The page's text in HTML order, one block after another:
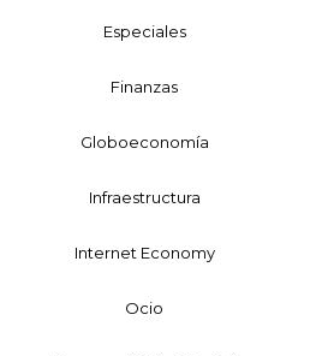
Especiales
Finanzas
Globoeconomía
Infraestructura
Internet Economy
Ocio